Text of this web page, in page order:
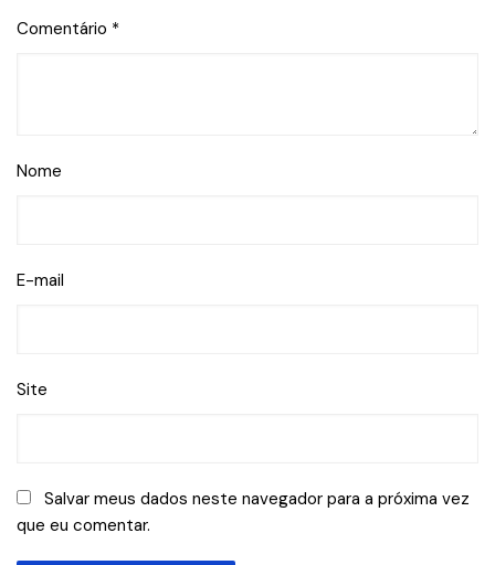
Comentário *
Nome
E-mail
Site
Salvar meus dados neste navegador para a próxima vez
que eu comentar.